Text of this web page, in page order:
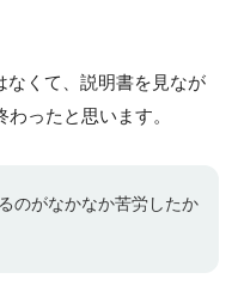
なくて、説明書を見なが
わったと思います。
のがなかなか苦労したか